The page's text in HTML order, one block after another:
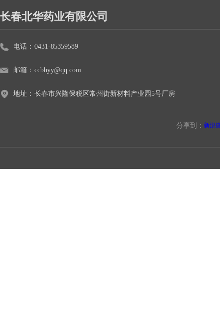
电话： 0431-85359589
邮箱： ccbhyy@qq.com
地址： 长春市兴隆保税区常州街新材料产业园5号厂房
长春北华药业有限公司
分享到： 新浪